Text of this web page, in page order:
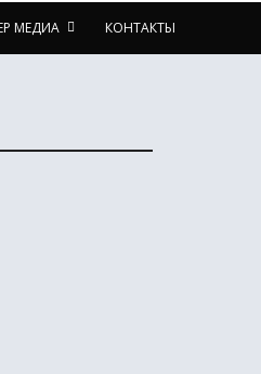
МЕДИА КОНТАКТЫ